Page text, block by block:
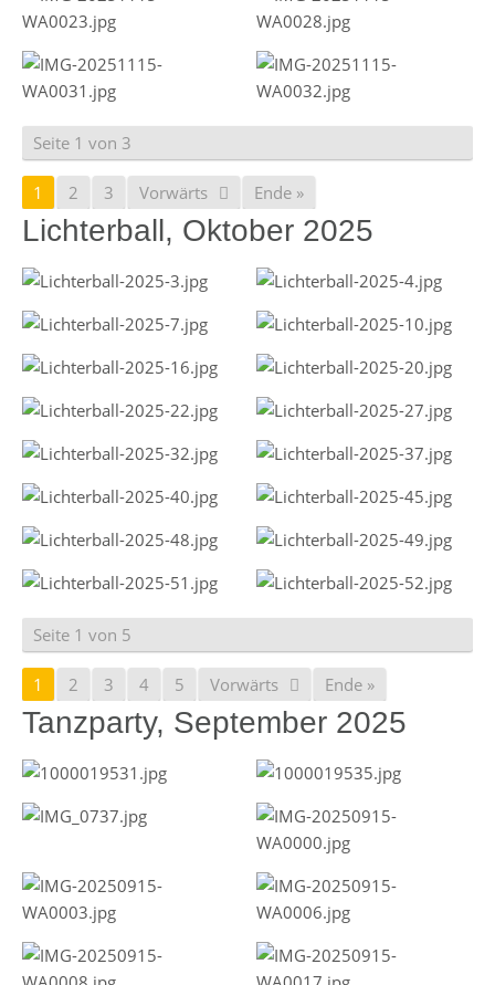
Seite 1 von 3
1 2 3 Vorwärts Ende »
Lichterball, Oktober 2025
Seite 1 von 5
1 2 3 4 5 Vorwärts Ende »
Tanzparty, September 2025